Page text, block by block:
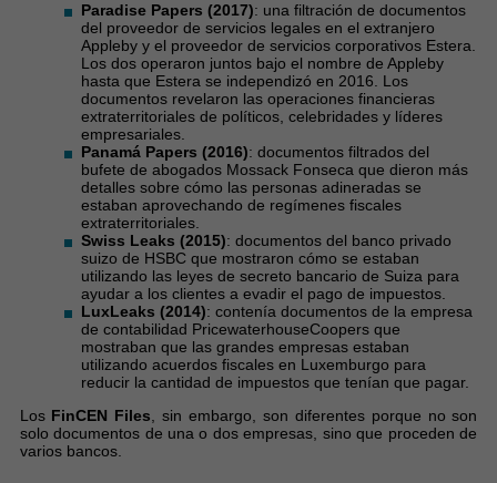
Paradise Papers (2017): una filtración de documentos
del proveedor de servicios legales en el extranjero
Appleby y el proveedor de servicios corporativos Estera.
Los dos operaron juntos bajo el nombre de Appleby
hasta que Estera se independizó en 2016. Los
documentos revelaron las operaciones financieras
extraterritoriales de políticos, celebridades y líderes
empresariales.
Panamá Papers (2016): documentos filtrados del
bufete de abogados Mossack Fonseca que dieron más
detalles sobre cómo las personas adineradas se
estaban aprovechando de regímenes fiscales
extraterritoriales.
Swiss Leaks (2015): documentos del banco privado
suizo de HSBC que mostraron cómo se estaban
utilizando las leyes de secreto bancario de Suiza para
ayudar a los clientes a evadir el pago de impuestos.
LuxLeaks (2014): contenía documentos de la empresa
de contabilidad PricewaterhouseCoopers que
mostraban que las grandes empresas estaban
utilizando acuerdos fiscales en Luxemburgo para
reducir la cantidad de impuestos que tenían que pagar.
Los FinCEN Files, sin embargo, son diferentes porque no son
solo documentos de una o dos empresas, sino que proceden de
varios bancos.